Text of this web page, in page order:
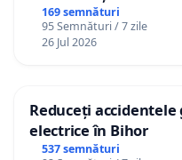
Republica Moldova!
169 semnături
95 Semnături / 7 zile
26 Jul 2026
Reduceți
electrice în Bihor
537 semnături